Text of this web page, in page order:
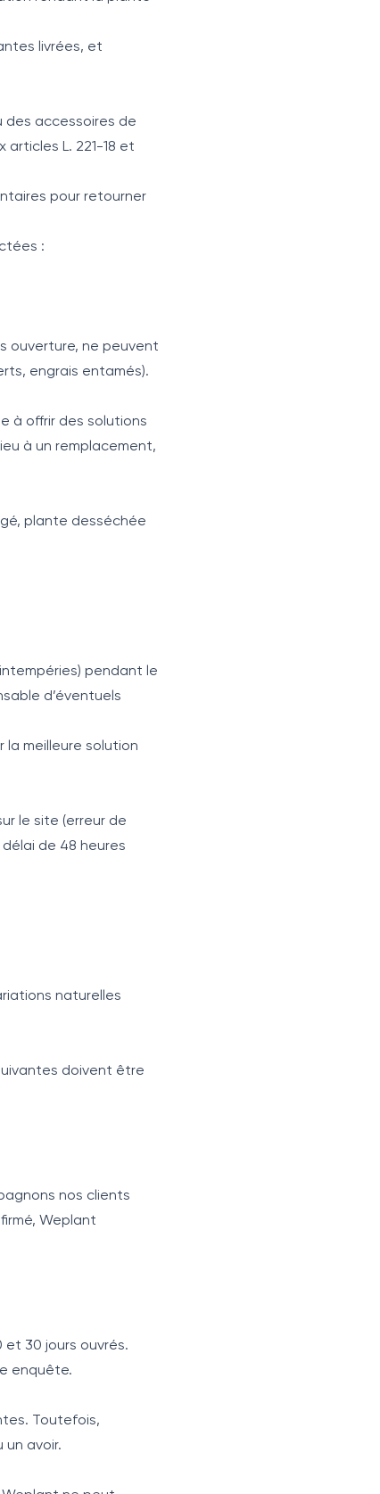
livrées, et
des accessoires de
L. 221-18 et
pour retourner
:
ouverture, ne peuvent
engrais entamés).
à offrir des solutions
à un remplacement,
plante desséchée
pendant le
d’éventuels
meilleure solution
le site (erreur de
de 48 heures
naturelles
doivent être
nos clients
Weplant
30 jours ouvrés.
enquête.
Toutefois,
avoir.